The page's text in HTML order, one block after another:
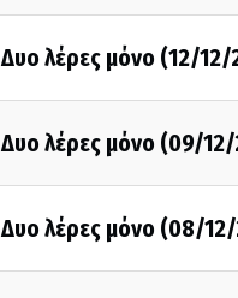
Δυο λέρες μόνο (12/12/
Δυο λέρες μόνο (09/
Δυο λέρες μόνο (08/